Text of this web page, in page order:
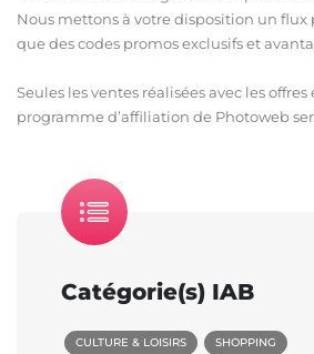
Nous mettons à votre disposition un flux
que des codes promos exclusifs et
Seules les ventes réalisées avec les
programme d’affiliation de Photoweb
Catégorie(s) IAB
CULTURE & LOISIRS SHOPPING